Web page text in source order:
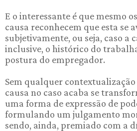
E o interessante é que mesmo
causa reconhecem que esta se
subjetivamente, ou seja, caso a
inclusive, o histórico do
postura do empregador.
Sem qualquer contextualização
causa no caso acaba se
uma forma de expressão de
formulando um julgamento
sendo, ainda, premiado com a